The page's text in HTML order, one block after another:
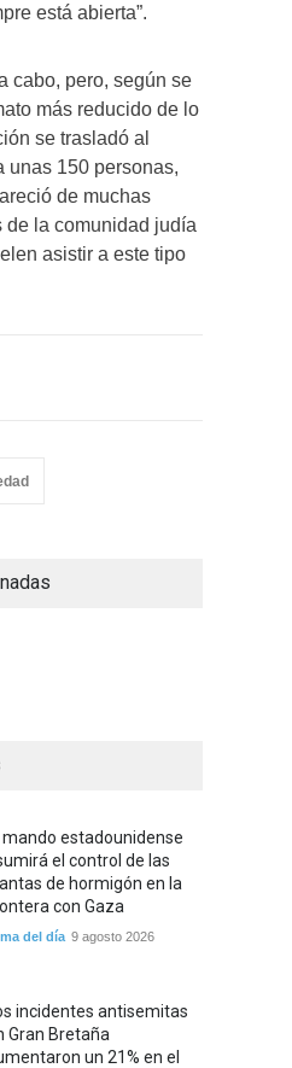
está abierta”.
cabo, pero, según se
más reducido de lo
se trasladó al
unas 150 personas,
de muchas
de la comunidad judía
asistir a este tipo
mando estadounidense
el control de las
de hormigón en la
con Gaza
del día 9 agosto 2026
incidentes antisemitas
Gran Bretaña
un 21% en el